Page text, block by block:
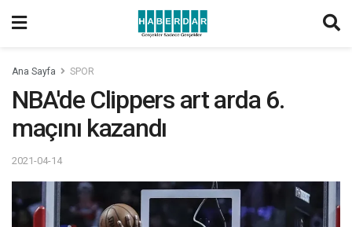
Ana Sayfa SPOR
NBA'de Clippers art arda 6.
maçını kazandı
2021-04-14